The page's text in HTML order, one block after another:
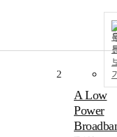
2
A Low
Power